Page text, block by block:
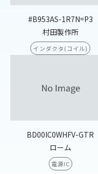
#B953AS-1R7N=P3
村田製作所
インダクタ(コイル)
BD00IC0WHFV-GTR
ローム
電源IC